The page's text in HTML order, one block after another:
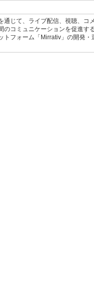
通じて、ライブ配信、視聴、コ
のコミュニケーションを促進す
トフォーム「Mirrativ」の開発・